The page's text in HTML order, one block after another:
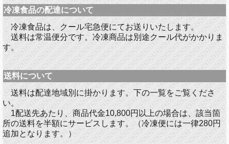
冷凍食品の配達について
冷凍食品は、クール宅急便にてお送りいたします。
送料は常温便分です。冷凍商品は別途クール代がかかりま
す。
送料について
送料は配達地域別に掛かります。下の一覧をご覧くださ
い。
1配送先あたり、商品代金10,800円以上の場合は、該当箇
所の送料を半額にサービスします。（冷凍便には一律280円
追加となります。）